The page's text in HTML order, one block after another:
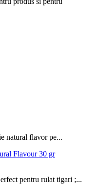
natural flavor pe...
Flavour 30 gr
pentru rulat tigari ;...